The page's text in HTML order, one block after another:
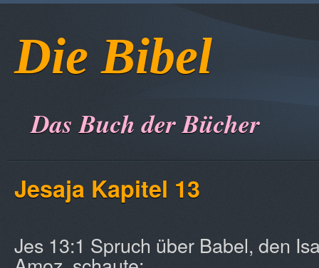
Die Bibel
Das Buch der Bücher
Jesaja Kapitel 13
Jes 13:1 Spruch über Babel, den